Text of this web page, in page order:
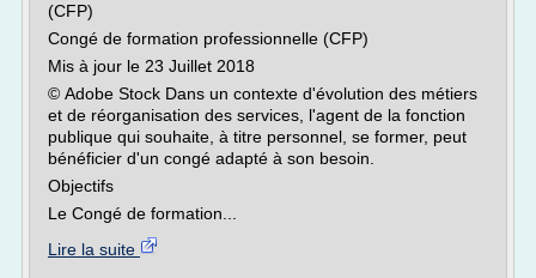
(CFP)
Congé de formation professionnelle (CFP)
Mis à jour le 23 Juillet 2018
© Adobe Stock Dans un contexte d'évolution des métiers
et de réorganisation des services, l'agent de la fonction
publique qui souhaite, à titre personnel, se former, peut
bénéficier d'un congé adapté à son besoin.
Objectifs
Le Congé de formation...
Lire la suite